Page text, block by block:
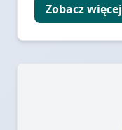
Zobacz więcej